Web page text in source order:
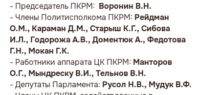
- Председатель ПКРМ: Воронин В.Н.
- Члены Политисполкома ПКРМ: Рейдман
О.М., Караман Д.М., Старыш К.Г., Сибова
И.Л., Годорожа А.В., Доментюк А., Федотова
Г.Н., Мокан Г.К.
- Работники аппарата ЦК ПКРМ: Манторов
О.Г., Мындреску В.И., Тельнов В.Н.
- Депутаты Парламента: Русол Н.В., Мудук В.Ф.